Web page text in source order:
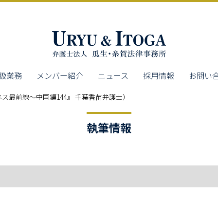
業務 メンバー紹介 ニュース 採用情報 お問い
最前線～中国編144』 千葉香苗弁護士）
執筆情報